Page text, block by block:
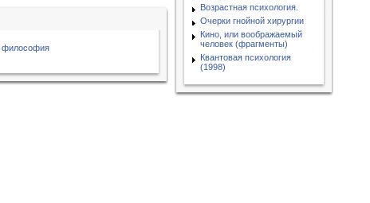
философия
Возрастная психология.
Очерки гнойной хирургии
Кино, или воображаемый
человек (фрагменты)
Квантовая психология
(1998)